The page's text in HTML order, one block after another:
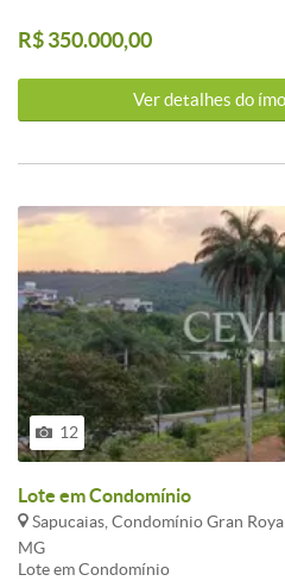
R$ 350.000,00
Ver detalhes do
12
Lote em Condomínio
Sapucaias, Condomínio Gran
MG
Lote em Condomínio